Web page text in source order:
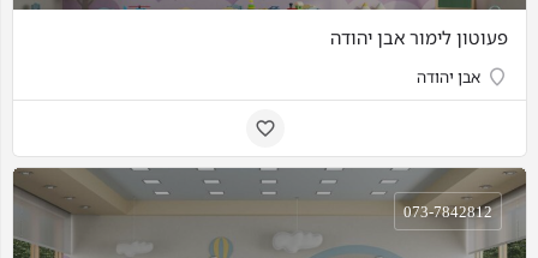
פעוטון לימור אבן יהודה
אבן יהודה
073-7842812